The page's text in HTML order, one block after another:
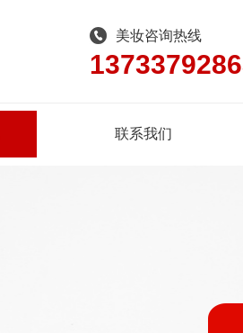
美妆咨询热线
联系我们